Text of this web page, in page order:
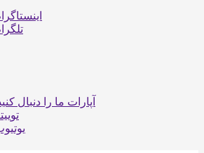
آپارات ما را دنبال